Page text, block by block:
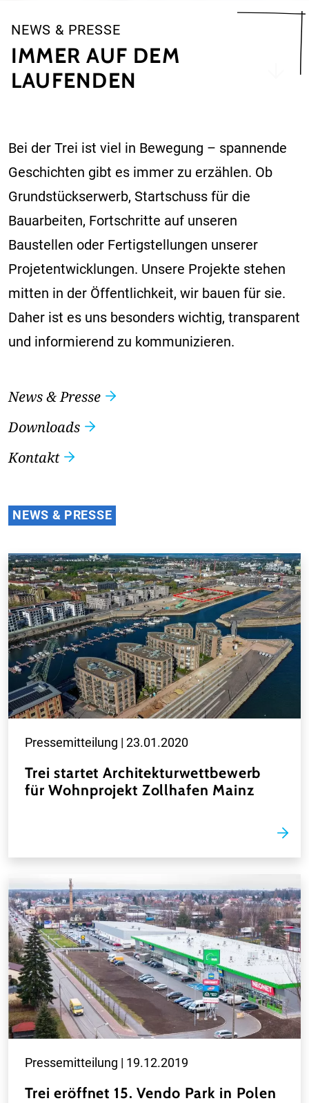
NEWS & PRESSE
IMMER AUF DEM
LAUFENDEN
News & Presse
Downloads
Kontakt
Bei der Trei ist viel in Bewegung – spannende
Geschichten gibt es immer zu erzählen. Ob
Grundstückserwerb, Startschuss für die
Bauarbeiten, Fortschritte auf unseren
Baustellen oder Fertigstellungen unserer
Projetentwicklungen. Unsere Projekte stehen
mitten in der Öffentlichkeit, wir bauen für sie.
Daher ist es uns besonders wichtig, transparent
und informierend zu kommunizieren.
NEWS & PRESSE
Pressemitteilung | 23.01.2020
Trei startet Architekturwettbewerb
für Wohnprojekt Zollhafen Mainz
Pressemitteilung | 19.12.2019
Trei eröffnet 15. Vendo Park in Polen